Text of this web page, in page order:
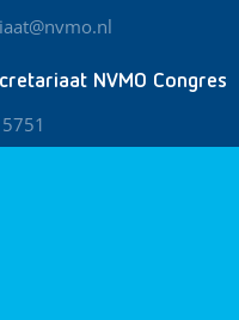
NVMO Congres